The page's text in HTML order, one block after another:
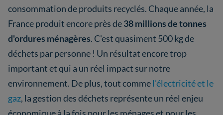
consommation de produits recyclés. Chaque année, la
France produit encore près de38 millions de tonnes
d'ordures ménagères. C'est quasiment 500 kg de
déchets par personne ! Un résultat encore trop
important et qui a un réel impact sur notre
environnement. De plus, tout commel’électricité et le
gaz, la gestion des déchets représente un réel enjeu